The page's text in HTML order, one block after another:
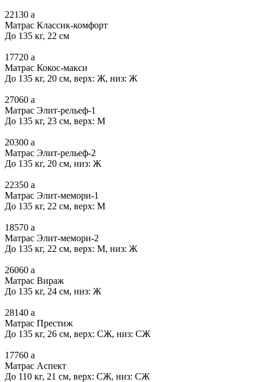
22130 a
Матрас Классик-комфорт
До 135 кг, 22 см
17720 a
Матрас Кокос-макси
До 135 кг, 20 см, верх: Ж, низ: Ж
27060 a
Матрас Элит-рельеф-1
До 135 кг, 23 см, верх: М
20300 a
Матрас Элит-рельеф-2
До 135 кг, 20 см, низ: Ж
22350 a
Матрас Элит-мемори-1
До 135 кг, 22 см, верх: М
18570 a
Матрас Элит-мемори-2
До 135 кг, 22 см, верх: М, низ: Ж
26060 a
Матрас Вираж
До 135 кг, 24 см, низ: Ж
28140 a
Матрас Престиж
До 135 кг, 26 см, верх: СЖ, низ: СЖ
17760 a
Матрас Аспект
До 110 кг, 21 см, верх: СЖ, низ: СЖ